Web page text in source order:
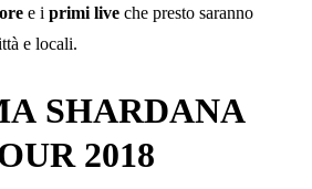
e i primi live che presto saranno
e locali.
SHARDANA
2018